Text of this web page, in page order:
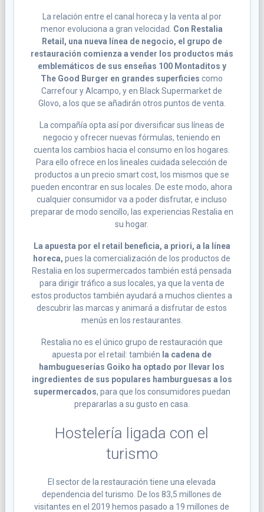
La relación entre el canal horeca y la venta al por
menor evoluciona a gran velocidad. Con Restalia
Retail, una nueva línea de negocio, el grupo de
restauración comienza a vender los productos más
emblemáticos de sus enseñas 100 Montaditos y
The Good Burger en grandes superficies como
Carrefour y Alcampo, y en Black Supermarket de
Glovo, a los que se añadirán otros puntos de venta.
La compañía opta así por diversificar sus líneas de
negocio y ofrecer nuevas fórmulas, teniendo en
cuenta los cambios hacia el consumo en los hogares.
Para ello ofrece en los lineales cuidada selección de
productos a un precio smart cost, los mismos que se
pueden encontrar en sus locales. De este modo, ahora
cualquier consumidor va a poder disfrutar, e incluso
preparar de modo sencillo, las experiencias Restalia en
su hogar.
La apuesta por el retail beneficia, a priori, a la línea
horeca, pues la comercialización de los productos de
Restalia en los supermercados también está pensada
para dirigir tráfico a sus locales, ya que la venta de
estos productos también ayudará a muchos clientes a
descubrir las marcas y animará a disfrutar de estos
menús en los restaurantes.
Restalia no es el único grupo de restauración que
apuesta por el retail: también la cadena de
hambugueserías Goiko ha optado por llevar los
ingredientes de sus populares hamburguesas a los
supermercados, para que los consumidores puedan
prepararlas a su gusto en casa.
Hostelería ligada con el
turismo
El sector de la restauración tiene una elevada
dependencia del turismo. De los 83,5 millones de
visitantes en el 2019 hemos pasado a 19 millones de